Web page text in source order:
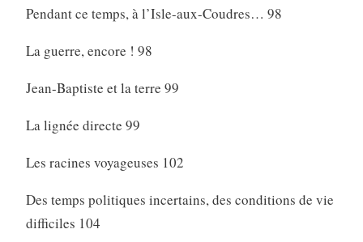
Pendant ce temps, à l’Isle-aux-Coudres… 98
La guerre, encore ! 98
Jean-Baptiste et la terre 99
La lignée directe 99
Les racines voyageuses 102
Des temps politiques incertains, des conditions de vie
difficiles 104